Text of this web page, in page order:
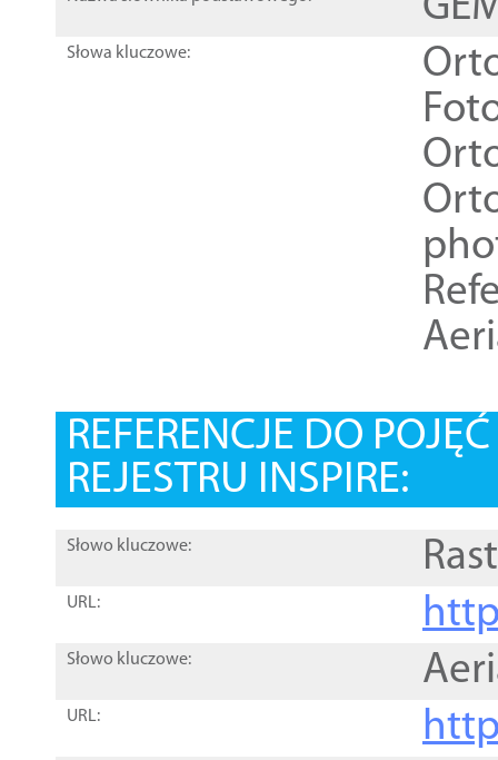
Słowa kluczowe:
REFERENCJE DO
REJESTRU INSPIRE:
Słowo kluczowe:
URL:
Słowo kluczowe:
URL: